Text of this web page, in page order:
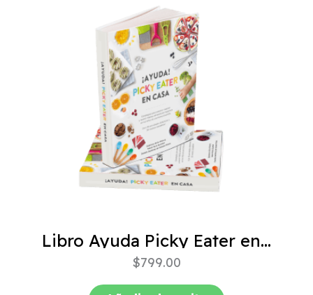
Libro Ayuda Picky Eater en casa
$799.00